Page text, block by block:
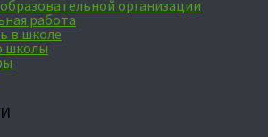
организации
работа
в школе
школы